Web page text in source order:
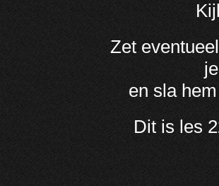
Zet
en sla
Dit is les